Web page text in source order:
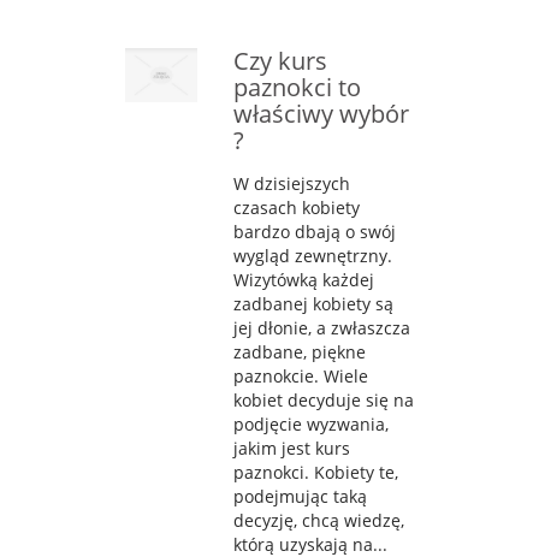
Czy kurs
paznokci to
właściwy wybór
?
W dzisiejszych
czasach kobiety
bardzo dbają o swój
wygląd zewnętrzny.
Wizytówką każdej
zadbanej kobiety są
jej dłonie, a zwłaszcza
zadbane, piękne
paznokcie. Wiele
kobiet decyduje się na
podjęcie wyzwania,
jakim jest kurs
paznokci. Kobiety te,
podejmując taką
decyzję, chcą wiedzę,
którą uzyskają na...